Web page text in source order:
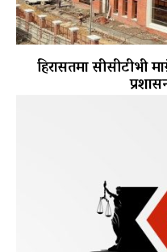
हिरासतमा सीसीटीभी